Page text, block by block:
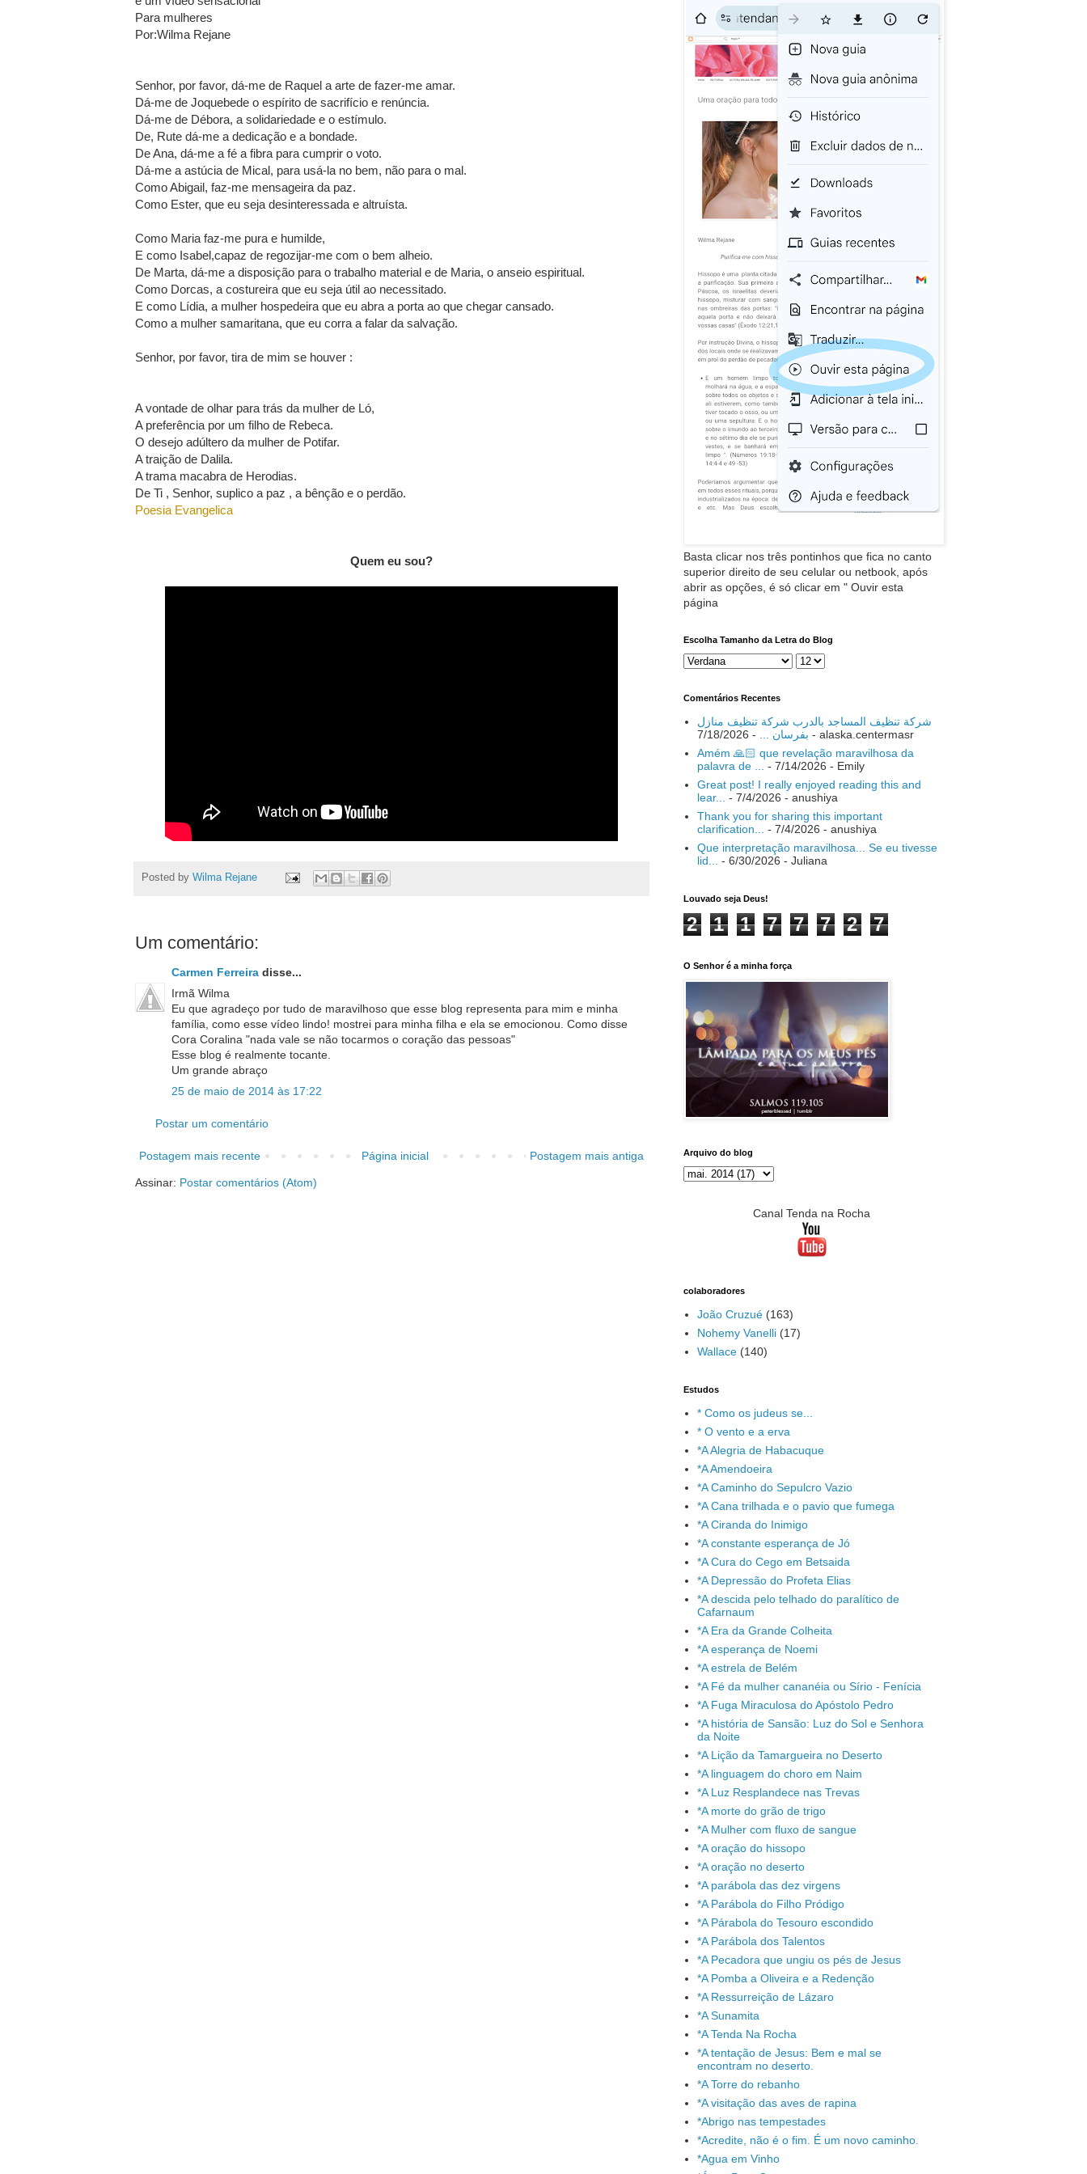
Para mulheres
Por:Wilma Rejane
Senhor, por favor, dá-me de Raquel a arte de fazer-me amar.
Dá-me de Joquebede o espírito de sacrifício e renúncia.
Dá-me de Débora, a solidariedade e o estímulo.
De, Rute dá-me a dedicação e a bondade.
De Ana, dá-me a fé a fibra para cumprir o voto.
Dá-me a astúcia de Mical, para usá-la no bem, não para o mal.
Como Abigail, faz-me mensageira da paz.
Como Ester, que eu seja desinteressada e altruísta.
Como Maria faz-me pura e humilde,
E como Isabel,capaz de regozijar-me com o bem alheio.
De Marta, dá-me a disposição para o trabalho material e de Maria, o anseio espiritual.
Como Dorcas, a costureira que eu seja útil ao necessitado.
E como Lídia, a mulher hospedeira que eu abra a porta ao que chegar cansado.
Como a mulher samaritana, que eu corra a falar da salvação.
Senhor, por favor, tira de mim se houver :
A vontade de olhar para trás da mulher de Ló,
A preferência por um filho de Rebeca.
O desejo adúltero da mulher de Potifar.
A traição de Dalila.
A trama macabra de Herodias.
De Ti , Senhor, suplico a paz , a bênção e o perdão.
Poesia Evangelica
Quem eu sou?
Posted by Wilma Rejane
Um comentário:
Carmen Ferreiradisse...
Irmã Wilma
Eu que agradeço por tudo de maravilhoso que esse blog representa para mim e minha
família, como esse vídeo lindo! mostrei para minha filha e ela se emocionou. Como disse
Cora Coralina "nada vale se não tocarmos o coração das pessoas"
Esse blog é realmente tocante.
Um grande abraço
25 de maio de 2014 às 17:22
Postar um comentário
Postagem mais recente Postagem mais antiga
Página inicial
Assinar: Postar comentários (Atom)
Basta clicar nos três pontinhos que fica no canto
superior direito de seu celular ou netbook, após
abrir as opções, é só clicar em " Ouvir esta
página
Escolha Tamanho da Letra do Blog
Comentários Recentes
شركة تنظيف المساجد بالدرب شركة تنظيف منازل
بفرسان ...
- 7/18/2026
- alaska.centermasr
Amém 🙏🏻 que revelação maravilhosa da
palavra de ...
- 7/14/2026 - Emily
Great post! I really enjoyed reading this and
lear...
- 7/4/2026 - anushiya
Thank you for sharing this important
clarification...
- 7/4/2026 - anushiya
Que interpretação maravilhosa... Se eu tivesse
lid...
- 6/30/2026 - Juliana
Louvado seja Deus!
2 1 1 7 7 7 2 7
O Senhor é a minha força
Arquivo do blog
Canal Tenda na Rocha
colaboradores
João Cruzué (163)
Nohemy Vanelli (17)
Wallace (140)
Estudos
* Como os judeus se...
* O vento e a erva
*A Alegria de Habacuque
*A Amendoeira
*A Caminho do Sepulcro Vazio
*A Cana trilhada e o pavio que fumega
*A Ciranda do Inimigo
*A constante esperança de Jó
*A Cura do Cego em Betsaida
*A Depressão do Profeta Elias
*A descida pelo telhado do paralítico de
Cafarnaum
*A Era da Grande Colheita
*A esperança de Noemi
*A estrela de Belém
*A Fé da mulher cananéia ou Sírio - Fenícia
*A Fuga Miraculosa do Apóstolo Pedro
*A história de Sansão: Luz do Sol e Senhora
da Noite
*A Lição da Tamargueira no Deserto
*A linguagem do choro em Naim
*A Luz Resplandece nas Trevas
*A morte do grão de trigo
*A Mulher com fluxo de sangue
*A oração do hissopo
*A oração no deserto
*A parábola das dez virgens
*A Parábola do Filho Pródigo
*A Párabola do Tesouro escondido
*A Parábola dos Talentos
*A Pecadora que ungiu os pés de Jesus
*A Pomba a Oliveira e a Redenção
*A Ressurreição de Lázaro
*A Sunamita
*A Tenda Na Rocha
*A tentação de Jesus: Bem e mal se
encontram no deserto.
*A Torre do rebanho
*A visitação das aves de rapina
*Abrigo nas tempestades
*Acredite, não é o fim. É um novo caminho.
*Agua em Vinho